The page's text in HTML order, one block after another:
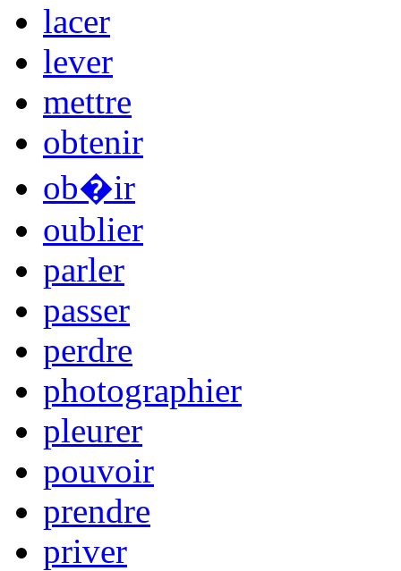
lacer
lever
mettre
obtenir
ob�ir
oublier
parler
passer
perdre
photographier
pleurer
pouvoir
prendre
priver